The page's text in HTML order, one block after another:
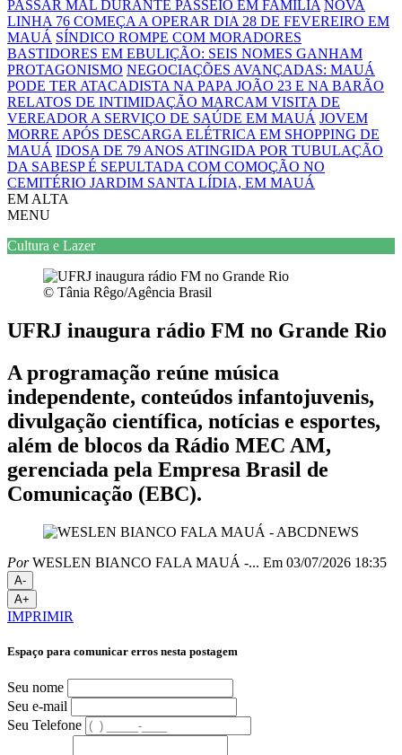
PASSAR MAL DURANTE PASSEIO EM FAMÍLIA NOVA
LINHA 76 COMEÇA A OPERAR DIA 28 DE FEVEREIRO EM
MAUÁ SÍNDICO ROMPE COM MORADORES
BASTIDORES EM EBULIÇÃO: SEIS NOMES GANHAM
PROTAGONISMO NEGOCIAÇÕES AVANÇADAS: MAUÁ
PODE TER ATACADISTA NA PAPA JOÃO 23 E NA BARÃO
RELATOS DE INTIMIDAÇÃO MARCAM VISITA DE
VEREADOR A SERVIÇO DE SAÚDE EM MAUÁ JOVEM
MORRE APÓS DESCARGA ELÉTRICA EM SHOPPING DE
MAUÁ IDOSA DE 79 ANOS ATINGIDA POR TUBULAÇÃO
DA SABESP É SEPULTADA COM COMOÇÃO NO
CEMITÉRIO JARDIM SANTA LÍDIA, EM MAUÁ
EM ALTA
MENU
Cultura e Lazer
© Tânia Rêgo/Agência Brasil
UFRJ inaugura rádio FM no Grande Rio
A programação reúne música
independente, conteúdos infantojuvenis,
divulgação científica, notícias e esportes,
além de blocos da Rádio MEC AM,
gerenciada pela Empresa Brasil de
Comunicação (EBC).
PorWESLEN BIANCO FALA MAUÁ -... Em 03/07/2026 18:35
A-
A+
IMPRIMIR
Espaço para comunicar erros nesta postagem
Seu nome
Seu e-mail
Seu Telefone